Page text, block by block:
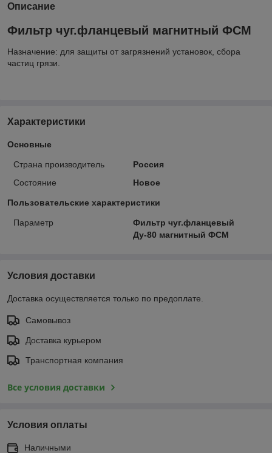
Описание
Фильтр чуг.фланцевый магнитный ФСМ
Назначение: для защиты от загрязнений установок, сбора
частиц грязи.
Характеристики
Основные
Страна производитель
Россия
Состояние
Новое
Пользовательские характеристики
Параметр
Фильтр чуг.фланцевый
Ду-80 магнитный ФСМ
Условия доставки
Доставка осуществляется только по предоплате.
Самовывоз
Доставка курьером
Транспортная компания
Все условия доставки
Условия оплаты
Наличными